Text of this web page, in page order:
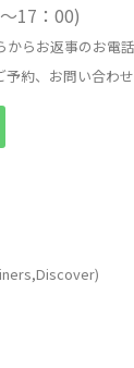
17：00)
らお返事のお電話
約、お問い合わせ